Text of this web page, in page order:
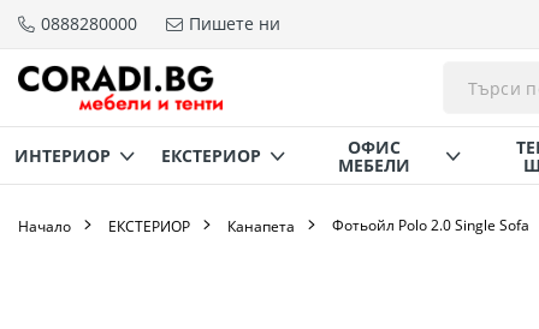
Прескачане
съдържанието
0888280000 Пишете ни
ИНТЕРИОР ЕКСТЕРИОР ОФИС
МЕБЕЛИ
Начало ЕКСТЕРИОР Канапета Фотьойл Polo 2.0 Single Sofa